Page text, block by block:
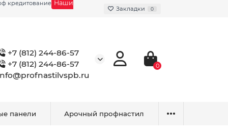
кредитование Наши
Закладки 0
+7 (812) 244-86-57
+7 (812) 244-86-57
0
панели Арочный профнастил